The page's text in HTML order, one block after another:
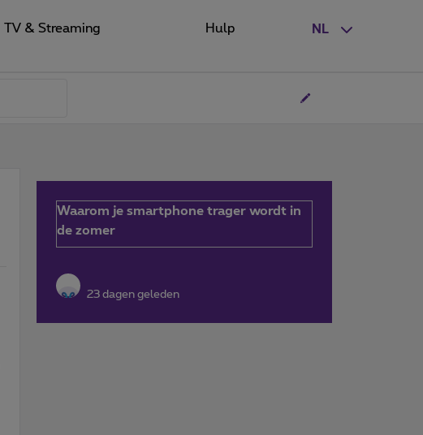
NL
TV & Streaming Hulp
Waarom je smartphone trager wordt in
de zomer
23 dagen geleden